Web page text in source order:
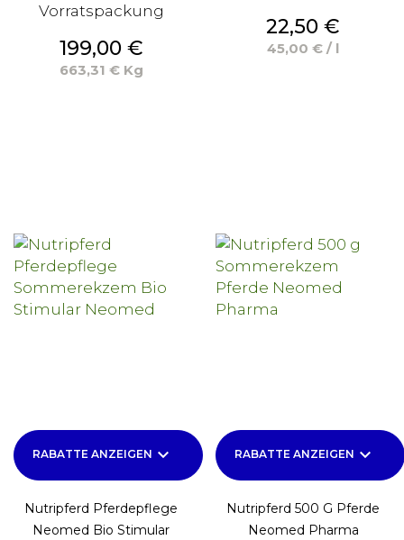
Vorratspackung
Preis
199,00 €
663,31 € Kg
Preis
22,50 €
45,00 € / l
RABATTE ANZEIGEN keyboard_arrow_down
Nutripferd Pferdepflege
Neomed Bio Stimular
RABATTE ANZEIGEN keyboard_arrow_down
Nutripferd 500 G Pferde
Neomed Pharma